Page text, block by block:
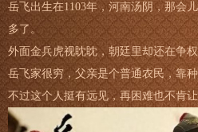
岳飞出生在1103年，河南汤阴，那会
多了。
外面金兵虎视眈眈，朝廷里却还在争
岳飞家很穷，父亲是个普通农民，靠
不过这个人挺有远见，再困难也不肯让